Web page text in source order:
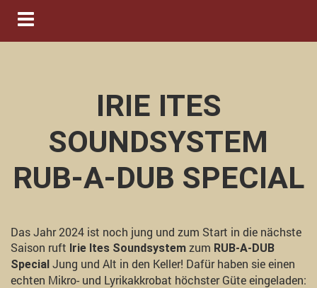
Navigation ein-/ausblenden
IRIE ITES
SOUNDSYSTEM
RUB-A-DUB SPECIAL
Das Jahr 2024 ist noch jung und zum Start in die nächste
Saison ruft Irie Ites Soundsystem zum RUB-A-DUB
Special Jung und Alt in den Keller! Dafür haben sie einen
echten Mikro- und Lyrikakkrobat höchster Güte eingeladen: